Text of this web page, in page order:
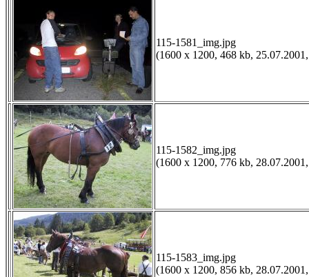
115-1581_img.jpg
(1600 x 1200, 468 kb,
115-1582_img.jpg
(1600 x 1200, 776 kb,
115-1583_img.jpg
(1600 x 1200, 856 kb,